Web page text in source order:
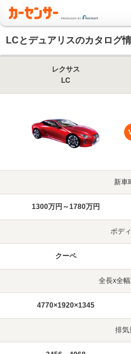
LCとデュアリスのカタログ
レクサス
LC
新車
1300万円～1780万円
ボデ
クーペ
全長x全
4770×1920×1345
排気